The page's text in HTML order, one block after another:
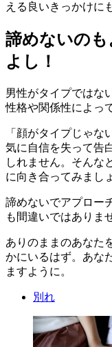
える良いきっかけに
諦めないの
よし！
男性がタイプではな
性格や関係性によっ
「顔がタイプじゃ
気に自信を失って告
しれません。そんな
に向き合ってみまし
諦めないでアプロー
も間違いではありま
ありのままのあなた
かにいるはず。あな
ますように。
別れ